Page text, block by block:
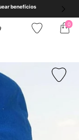
benefícios
0